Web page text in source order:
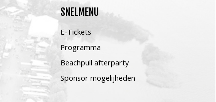
SNELMENU
E-Tickets
Programma
Beachpull afterparty
Sponsor mogelijheden